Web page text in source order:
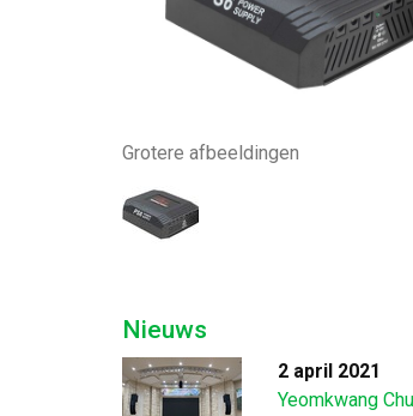
Grotere afbeeldingen
Nieuws
2 april 2021
Yeomkwang